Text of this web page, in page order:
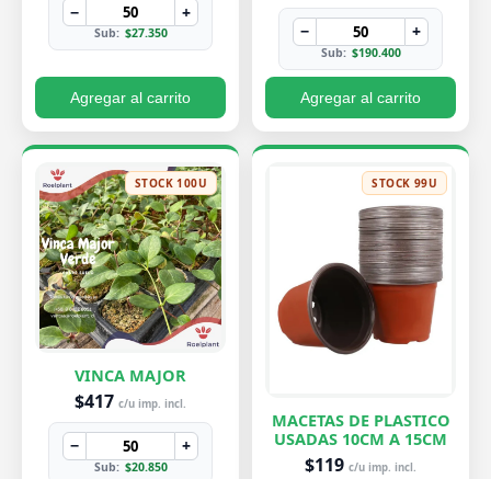
− +
Sub: $27.350
Agregar al carrito
− +
Sub: $190.400
Agregar al carrito
STOCK 100U
VINCA MAJOR
$417 c/u imp. incl.
− +
Sub: $20.850
STOCK 99U
MACETAS DE PLASTICO
USADAS 10CM A 15CM
$119 c/u imp. incl.